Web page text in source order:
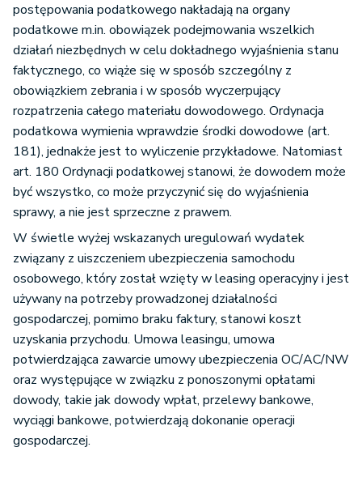
postępowania podatkowego nakładają na organy
podatkowe m.in. obowiązek podejmowania wszelkich
działań niezbędnych w celu dokładnego wyjaśnienia stanu
faktycznego, co wiąże się w sposób szczególny z
obowiązkiem zebrania i w sposób wyczerpujący
rozpatrzenia całego materiału dowodowego. Ordynacja
podatkowa wymienia wprawdzie środki dowodowe (art.
181), jednakże jest to wyliczenie przykładowe. Natomiast
art. 180 Ordynacji podatkowej stanowi, że dowodem może
być wszystko, co może przyczynić się do wyjaśnienia
sprawy, a nie jest sprzeczne z prawem.
W świetle wyżej wskazanych uregulowań wydatek
związany z uiszczeniem ubezpieczenia samochodu
osobowego, który został wzięty w leasing operacyjny i jest
używany na potrzeby prowadzonej działalności
gospodarczej, pomimo braku faktury, stanowi koszt
uzyskania przychodu. Umowa leasingu, umowa
potwierdzająca zawarcie umowy ubezpieczenia OC/AC/NW
oraz występujące w związku z ponoszonymi opłatami
dowody, takie jak dowody wpłat, przelewy bankowe,
wyciągi bankowe, potwierdzają dokonanie operacji
gospodarczej.